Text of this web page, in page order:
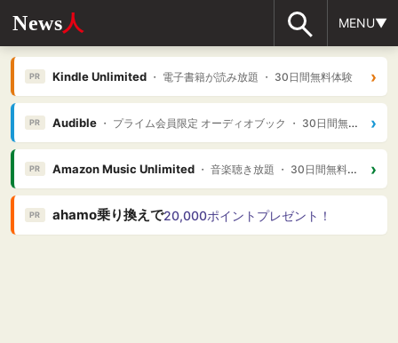
News人 MENU▼
PR Kindle Unlimited・ 電子書籍が読み放題 ・ 30日間無料体験 ›
PR Audible・ プライム会員限定 オーディオブック ・ 30日間無料体験 ›
PR Amazon Music Unlimited・ 音楽聴き放題 ・ 30日間無料体験 ›
PR ahamo乗り換えで20,000ポイントプレゼント！